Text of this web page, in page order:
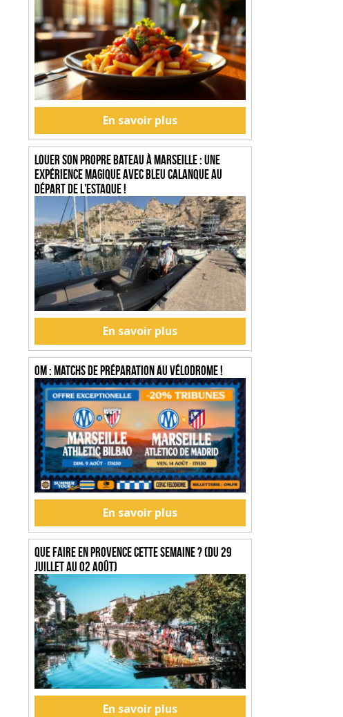
En savoir plus
Louer son propre bateau à Marseille : une
expérience magique avec Bleu Calanque au
départ de l'Estaque !
En savoir plus
OM : Matchs de préparation au Vélodrome !
En savoir plus
Que faire en Provence cette semaine ? (du 29
juillet au 02 août)
En savoir plus